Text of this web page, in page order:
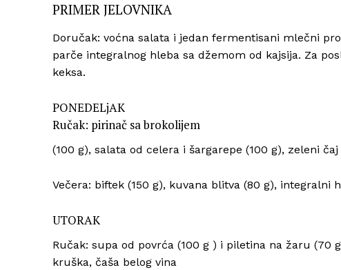
PRIMER JELOVNIKA
Doručak: voćna salata i jedan fermentisani mlečni
parče integralnog hleba sa džemom od kajsija. Za
keksa.
PONEDELjAK
Ručak: pirinač sa brokolijem
(100 g), salata od celera i šargarepe (100 g), zeleni čaj
Večera: biftek (150 g), kuvana blitva (80 g), integralni
UTORAK
Ručak: supa od povrća (100 g ) i piletina na žaru (70
kruška, čaša belog vina